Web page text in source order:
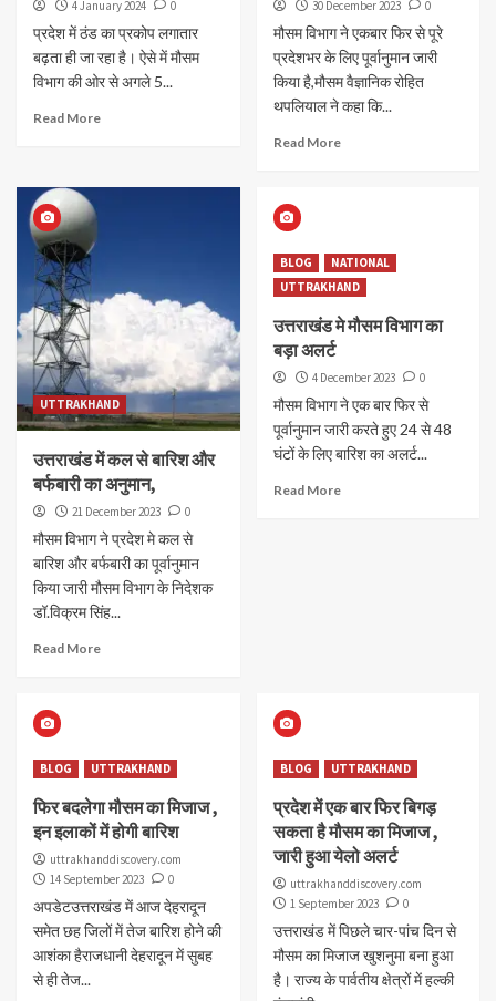
4 January 2024 0
प्रदेश में ठंड का प्रकोप लगातार
बढ़ता ही जा रहा है। ऐसे में मौसम
विभाग की ओर से अगले 5...
Read More
30 December 2023 0
मौसम विभाग ने एकबार फिर से पूरे
प्रदेशभर के लिए पूर्वानुमान जारी
किया है,मौसम वैज्ञानिक रोहित
थपलियाल ने कहा कि...
Read More
UTTRAKHAND
उत्तराखंड में कल से बारिश और
बर्फबारी का अनुमान,
21 December 2023 0
मौसम विभाग ने प्रदेश मे कल से
बारिश और बर्फबारी का पूर्वानुमान
किया जारी मौसम विभाग के निदेशक
डॉ.विक्रम सिंह...
Read More
BLOG
NATIONAL
UTTRAKHAND
उत्तराखंड मे मौसम विभाग का
बड़ा अलर्ट
4 December 2023 0
मौसम विभाग ने एक बार फिर से
पूर्वानुमान जारी करते हुए 24 से 48
घंटों के लिए बारिश का अलर्ट...
Read More
BLOG UTTRAKHAND
फिर बदलेगा मौसम का मिजाज ,
इन इलाकों में होगी बारिश
uttrakhanddiscovery.com
14 September 2023
0
अपडेटउत्तराखंड में आज देहरादून
समेत छह जिलों में तेज बारिश होने की
आशंका हैराजधानी देहरादून में सुबह
से ही तेज...
BLOG UTTRAKHAND
प्रदेश में एक बार फिर बिगड़
सकता है मौसम का मिजाज ,
जारी हुआ येलो अलर्ट
uttrakhanddiscovery.com
1 September 2023
0
उत्तराखंड में पिछले चार-पांच दिन से
मौसम का मिजाज खुशनुमा बना हुआ
है। राज्य के पार्वतीय क्षेत्रों में हल्की